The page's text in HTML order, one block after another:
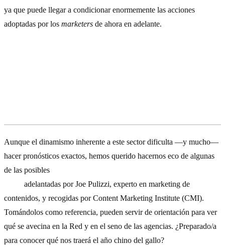
ya que puede llegar a condicionar enormemente las acciones
adoptadas por los marketers de ahora en adelante.
Aunque el dinamismo inherente a este sector dificulta —y mucho—
hacer pronósticos exactos, hemos querido hacernos eco de algunas
de las posibles
adelantadas por Joe Pulizzi, experto en marketing de
contenidos, y recogidas por Content Marketing Institute (CMI).
Tomándolos como referencia, pueden servir de orientación para ver
qué se avecina en la Red y en el seno de las agencias. ¿Preparado/a
para conocer qué nos traerá el año chino del gallo?